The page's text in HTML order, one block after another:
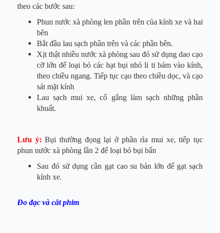
theo các bước sau:
Phun nước xà phòng len phần trên của kính xe và hai
bên
Bắt đầu lau sạch phần trên và các phần bên.
Xịt thật nhiều nước xà phòng sau đó sử dụng dao cạo
cỡ lớn để loại bỏ các hạt bụi nhỏ li ti bám vào kính,
theo chiều ngang. Tiếp tục cạo theo chiều dọc, và cạo
sát mặt kính
Lau sạch mui xe, cố gắng làm sạch những phần
khuất.
Lưu ý: Bụi thường đọng lại ở phần rìa mui xe, tiếp tục
phun nước xà phòng lần 2 để loại bỏ bụi bẩn
Sau đó sử dụng cần gạt cao su bản lớn để gạt sạch
kính xe.
Đo đạc và cắt phim